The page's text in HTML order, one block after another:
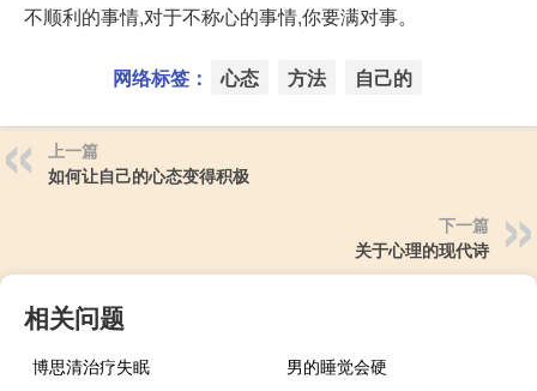
不顺利的事情,对于不称心的事情,你要满对事。
网络标签： 心态 方法 自己的
上一篇
如何让自己的心态变得积极
下一篇
关于心理的现代诗
相关问题
博思清治疗失眠
男的睡觉会硬